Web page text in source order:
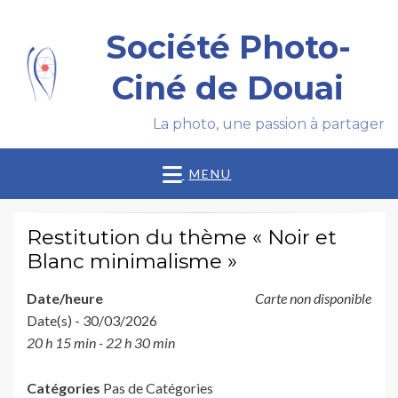
Société Photo-
Ciné de Douai
La photo, une passion à partager
MENU
Restitution du thème « Noir et
Blanc minimalisme »
Carte non disponible
Date/heure
Date(s) - 30/03/2026
20 h 15 min - 22 h 30 min
Catégories Pas de Catégories